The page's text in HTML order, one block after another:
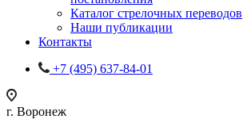
Каталог стрелочных переводов
Наши публикации
Контакты
+7 (495) 637-84-01
г. Воронеж